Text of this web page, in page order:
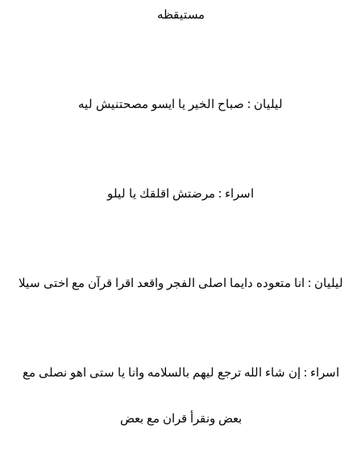
مستيقظه
ليليان : صباح الخير يا ايسو مصحتنيش ليه
اسراء : مرضتش اقلقك يا ليلو
ليليان : انا متعوده دايما اصلى الفجر واقعد اقرا قرآن مع اختى سيلا
اسراء : إن شاء الله ترجع ليهم بالسلامه وانا يا ستى اهو نصلى مع
بعض ونقرأ قران مع بعض